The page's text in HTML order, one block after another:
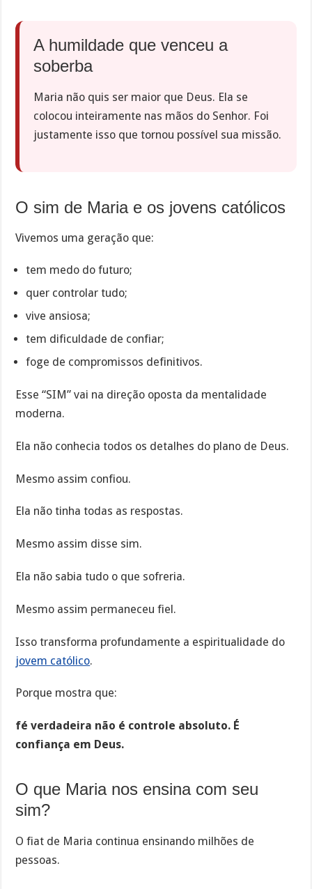
A humildade que venceu a
soberba
Maria não quis ser maior que Deus. Ela se
colocou inteiramente nas mãos do Senhor. Foi
justamente isso que tornou possível sua missão.
O sim de Maria e os jovens católicos
Vivemos uma geração que:
tem medo do futuro;
quer controlar tudo;
vive ansiosa;
tem dificuldade de confiar;
foge de compromissos definitivos.
Esse “SIM” vai na direção oposta da mentalidade
moderna.
Ela não conhecia todos os detalhes do plano de Deus.
Mesmo assim confiou.
Ela não tinha todas as respostas.
Mesmo assim disse sim.
Ela não sabia tudo o que sofreria.
Mesmo assim permaneceu fiel.
Isso transforma profundamente a espiritualidade do
jovem católico.
Porque mostra que:
fé verdadeira não é controle absoluto. É
confiança em Deus.
O que Maria nos ensina com seu
sim?
O fiat de Maria continua ensinando milhões de
pessoas.